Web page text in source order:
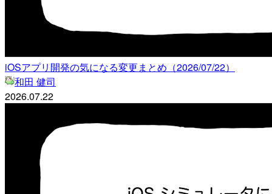
iOSアプリ開発の気になる変更まとめ（2026/07/22）
和田 健司
2026.07.22